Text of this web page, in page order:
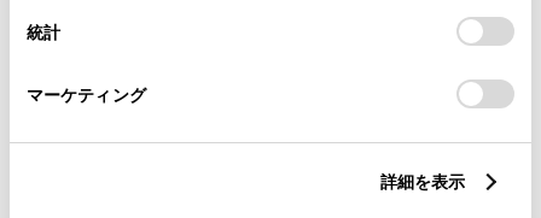
設定の変更、同意を撤回したりするにあたっては、当社の
「Cookie（クッキー）情報の取り扱いについて
」をご覧くだ
統計
マーケティング
詳細を表示
ドライブレコーダー
ペダル踏み間違い急発進抑制装置